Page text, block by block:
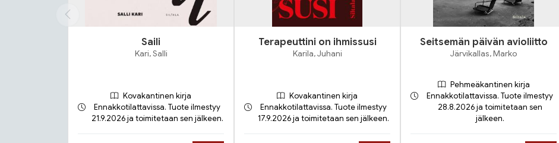
Saili
Kari, Salli
Kovakantinen kirja
Ennakkotilattavissa. Tuote ilmestyy
21.9.2026 ja toimitetaan sen jälkeen.
Terapeuttini on ihmissusi
Karila, Juhani
Kovakantinen kirja
Ennakkotilattavissa. Tuote ilmestyy
17.9.2026 ja toimitetaan sen jälkeen.
Seitsemän päivän avioliitto
Järvikallas, Marko
Pehmeäkantinen kirja
Ennakkotilattavissa. Tuote ilmestyy
28.8.2026 ja toimitetaan sen
jälkeen.